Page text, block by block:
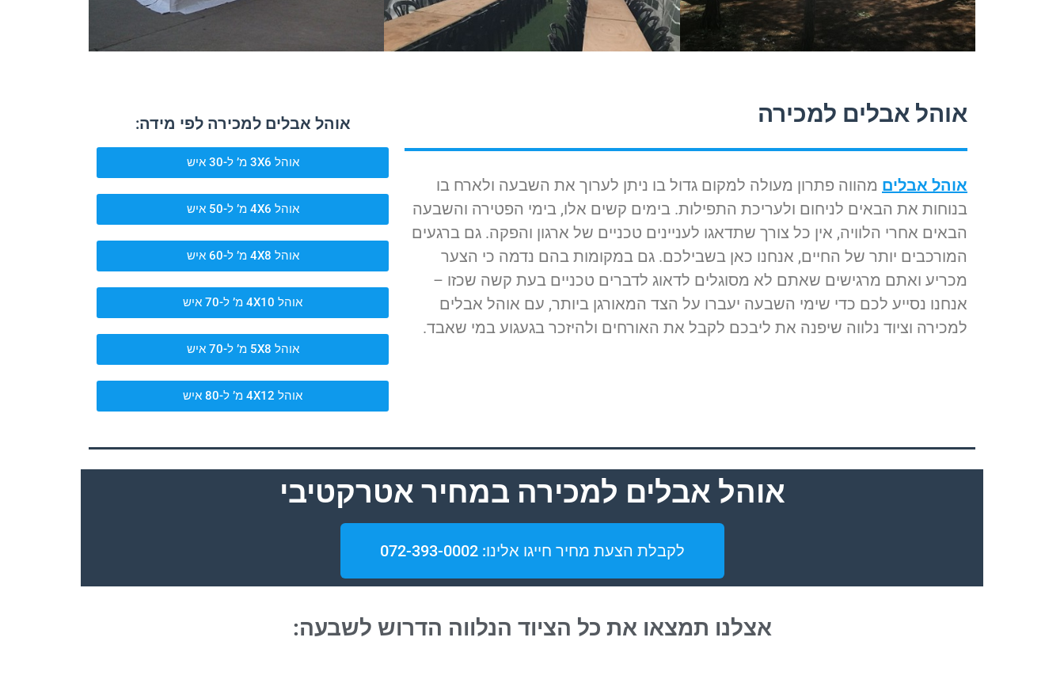
אוהל אבלים למכירה
אוהל אבלים מהווה פתרון מעולה למקום גדול בו ניתן לערוך את השבעה ולארח בו
בנוחות את הבאים לניחום ולעריכת התפילות. בימים קשים אלו, בימי הפטירה והשבעה
הבאים אחרי הלוויה, אין כל צורך שתדאגו לעניינים טכניים של ארגון והפקה. גם ברגעים
המורכבים יותר של החיים, אנחנו כאן בשבילכם. גם במקומות בהם נדמה כי הצער
מכריע ואתם מרגישים שאתם לא מסוגלים לדאוג לדברים טכניים בעת קשה שכזו –
אנחנו נסייע לכם כדי שימי השבעה יעברו על הצד המאורגן ביותר, עם אוהל אבלים
למכירה וציוד נלווה שיפנה את ליבכם לקבל את האורחים ולהיזכר בגעגוע במי שאבד.
אוהל אבלים למכירה לפי מידה:
אוהל 3X6 מ’ ל-30 איש
אוהל 4X6 מ’ ל-50 איש
אוהל 4X8 מ’ ל-60 איש
אוהל 4X10 מ’ ל-70 איש
אוהל 5X8 מ’ ל-70 איש
אוהל 4X12 מ’ ל-80 איש
אוהל אבלים למכירה במחיר אטרקטיבי
לקבלת הצעת מחיר חייגו אלינו: 072-393-0002
אצלנו תמצאו את כל הציוד הנלווה הדרוש לשבעה: